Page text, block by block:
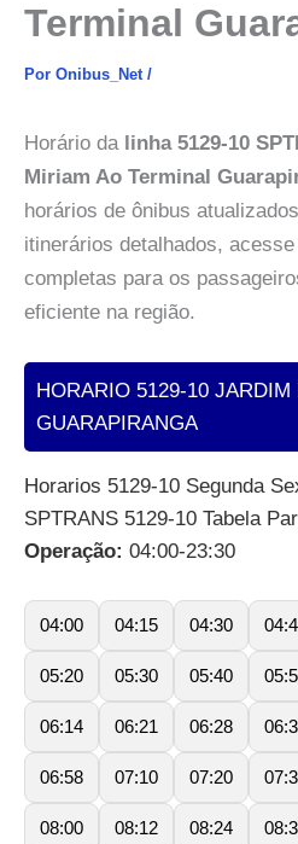
Terminal
Por Onibus_Net /
Horário da linha 5129-10
Miriam Ao Terminal
horários de ônibus
itinerários detalhados,
completas para os
eficiente na região.
HORARIO 5129-10
GUARAPIRANGA
Horarios 5129-10 Segunda
SPTRANS 5129-10 Tabela
Operação: 04:00-23:30
04:00 04:15 04:30
05:20 05:30 05:40
06:14 06:21 06:28
06:58 07:10 07:20
08:00 08:12 08:24